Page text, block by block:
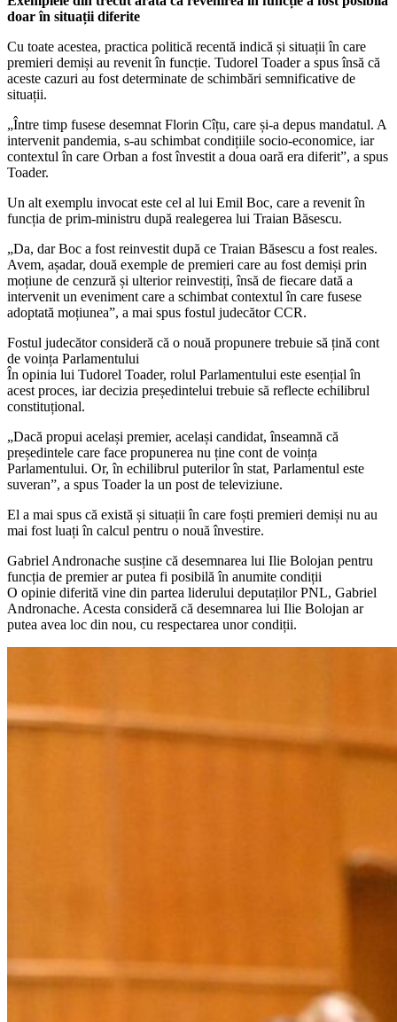
doar în situații diferite
Cu toate acestea, practica politică recentă indică și situații în care
premieri demiși au revenit în funcție. Tudorel Toader a spus însă că
aceste cazuri au fost determinate de schimbări semnificative de
situații.
„Între timp fusese desemnat Florin Cîțu, care și-a depus mandatul. A
intervenit pandemia, s-au schimbat condițiile socio-economice, iar
contextul în care Orban a fost învestit a doua oară era diferit”, a spus
Toader.
Un alt exemplu invocat este cel al lui Emil Boc, care a revenit în
funcția de prim-ministru după realegerea lui Traian Băsescu.
„Da, dar Boc a fost reinvestit după ce Traian Băsescu a fost reales.
Avem, așadar, două exemple de premieri care au fost demiși prin
moțiune de cenzură și ulterior reinvestiți, însă de fiecare dată a
intervenit un eveniment care a schimbat contextul în care fusese
adoptată moțiunea”, a mai spus fostul judecător CCR.
Fostul judecător consideră că o nouă propunere trebuie să țină cont
de voința Parlamentului
În opinia lui Tudorel Toader, rolul Parlamentului este esențial în
acest proces, iar decizia președintelui trebuie să reflecte echilibrul
constituțional.
„Dacă propui același premier, același candidat, înseamnă că
președintele care face propunerea nu ține cont de voința
Parlamentului. Or, în echilibrul puterilor în stat, Parlamentul este
suveran”, a spus Toader la un post de televiziune.
El a mai spus că există și situații în care foști premieri demiși nu au
mai fost luați în calcul pentru o nouă învestire.
Gabriel Andronache susține că desemnarea lui Ilie Bolojan pentru
funcția de premier ar putea fi posibilă în anumite condiții
O opinie diferită vine din partea liderului deputaților PNL, Gabriel
Andronache. Acesta consideră că desemnarea lui Ilie Bolojan ar
putea avea loc din nou, cu respectarea unor condiții.